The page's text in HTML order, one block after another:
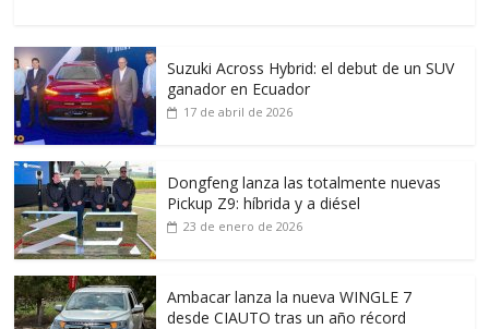
Suzuki Across Hybrid: el debut de un SUV
ganador en Ecuador
17 de abril de 2026
Dongfeng lanza las totalmente nuevas
Pickup Z9: híbrida y a diésel
23 de enero de 2026
Ambacar lanza la nueva WINGLE 7
desde CIAUTO tras un año récord